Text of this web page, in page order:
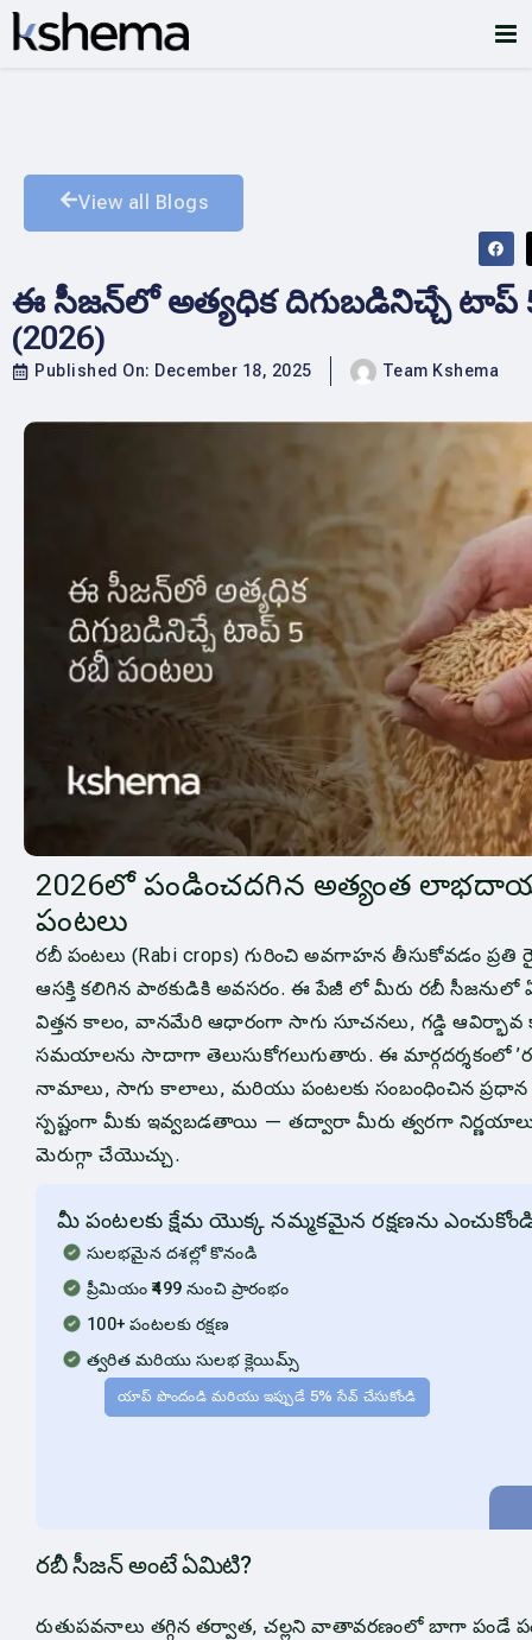
View all Blogs
ఈ సీజన్‌లో అత్యధిక దిగుబడినిచ్చే టాప్
(2026)
Published On: December 18, 2025 Team Kshema
2026లో పండించదగిన అత్యంత
పంటలు
రబీ పంటలు (Rabi crops) గురించి అవగాహన తీసుకోవడం
ఆసక్తి కలిగిన పాఠకుడికి అవసరం. ఈ పేజీ లో మీరు రబీ సీజనులో ఏ
విత్తన కాలం, వానమేరి ఆధారంగా సాగు సూచనలు, గడ్డి
సమయాలను సాదాగా తెలుసుకోగలుగుతారు. ఈ మార్గదర్శకంలో
నామాలు, సాగు కాలాలు, మరియు పంటలకు సంబంధించిన ప్రధాన
స్పష్టంగా మీకు ఇవ్వబడతాయి — తద్వారా మీరు త్వరగా
మెరుగ్గా చేయొచ్చు.
మీ పంటలకు క్షేమ యొక్క నమ్మకమైన రక్షణను
సులభమైన దశల్లో కొనండి
ప్రీమియం ₹499 నుంచి ప్రారంభం
100+ పంటలకు రక్షణ
త్వరిత మరియు సులభ క్లెయిమ్స్
యాప్ పొందండి మరియు ఇప్పుడే 5% సేవ్ చేసుకోండి
రబీ సీజన్ అంటే ఏమిటి?
రుతుపవనాలు తగ్గిన తర్వాత, చల్లని వాతావరణంలో బాగా పండే